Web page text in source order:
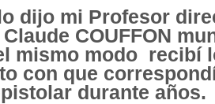
dijo mi Profesor
COUFFON
mismo modo recibí
con que
durante años.